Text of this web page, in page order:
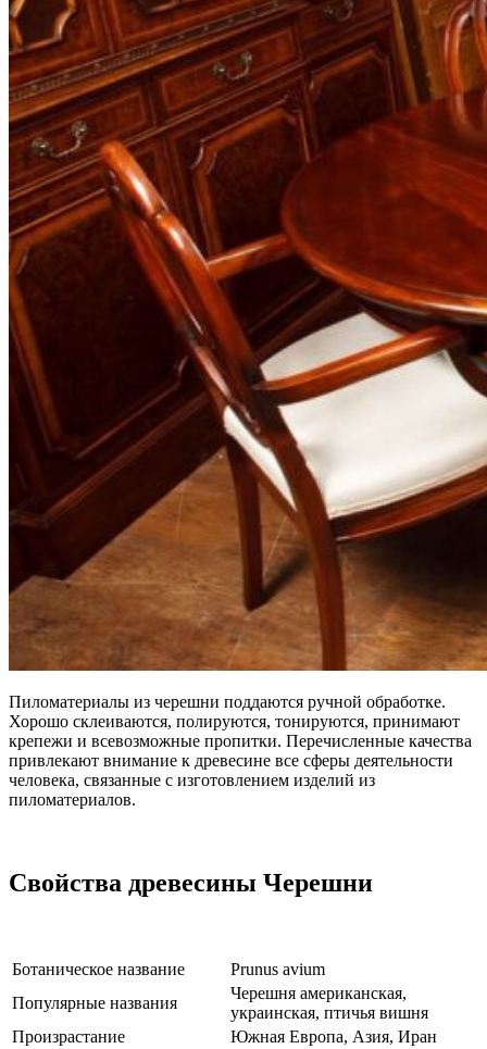
Пиломатериалы из черешни поддаются ручной обработке.
Хорошо склеиваются, полируются, тонируются, принимают
крепежи и всевозможные пропитки. Перечисленные качества
привлекают внимание к древесине все сферы деятельности
человека, связанные с изготовлением изделий из
пиломатериалов.
Свойства древесины Черешни
Ботаническое название
Prunus avium
Популярные названия
Черешня американская,
украинская, птичья вишня
Произрастание
Южная Европа, Азия, Иран